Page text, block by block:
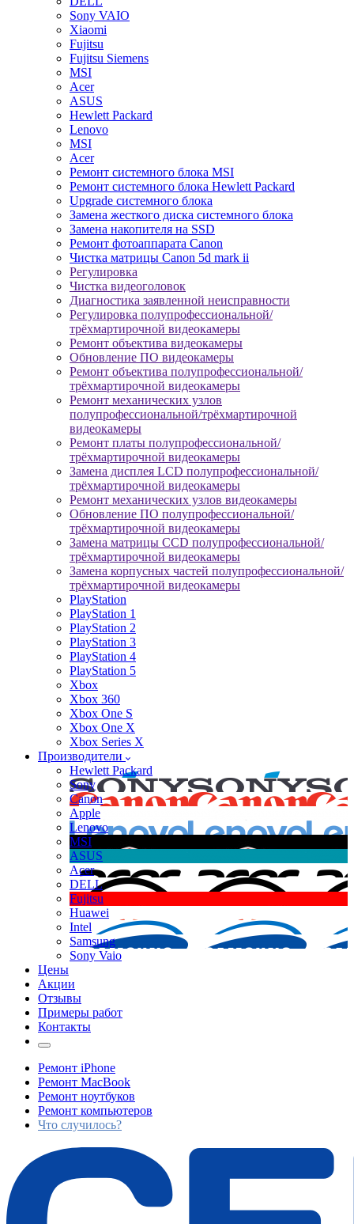
Sony VAIO
Xiaomi
Fujitsu
Fujitsu Siemens
MSI
Acer
ASUS
Hewlett Packard
Lenovo
MSI
Acer
Ремонт системного блока MSI
Ремонт системного блока Hewlett Packard
Upgrade системного блока
Замена жесткого диска системного блока
Замена накопителя на SSD
Ремонт фотоаппарата Canon
Чистка матрицы Canon 5d mark ii
Регулировка
Чистка видеоголовок
Диагностика заявленной неисправности
Регулировка полупрофессиональной/
трёхмартирочной видеокамеры
Ремонт объектива видеокамеры
Обновление ПО видеокамеры
Ремонт объектива полупрофессиональной/
трёхмартирочной видеокамеры
Ремонт механических узлов
полупрофессиональной/трёхмартирочной
видеокамеры
Ремонт платы полупрофессиональной/
трёхмартирочной видеокамеры
Замена дисплея LCD полупрофессиональной/
трёхмартирочной видеокамеры
Ремонт механических узлов видеокамеры
Обновление ПО полупрофессиональной/
трёхмартирочной видеокамеры
Замена матрицы CCD полупрофессиональной/
трёхмартирочной видеокамеры
Замена корпусных частей полупрофессиональной/
трёхмартирочной видеокамеры
PlayStation
PlayStation 1
PlayStation 2
PlayStation 3
PlayStation 4
PlayStation 5
Xbox
Xbox 360
Xbox One S
Xbox One X
Xbox Series X
Производители
Hewlett Packard
Sony
Canon
Apple
Lenovo
MSI
ASUS
Acer
DELL
Fujitsu
Huawei
Intel
Samsung
Sony Vaio
Цены
Акции
Отзывы
Примеры работ
Контакты
Ремонт iPhone
Ремонт MacBook
Ремонт ноутбуков
Ремонт компьютеров
Что случилось?